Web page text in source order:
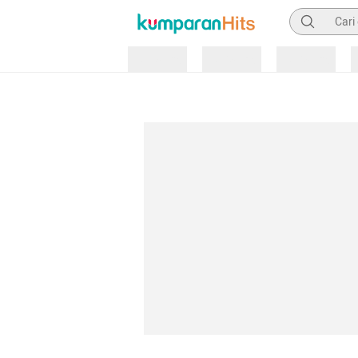
Pencarian